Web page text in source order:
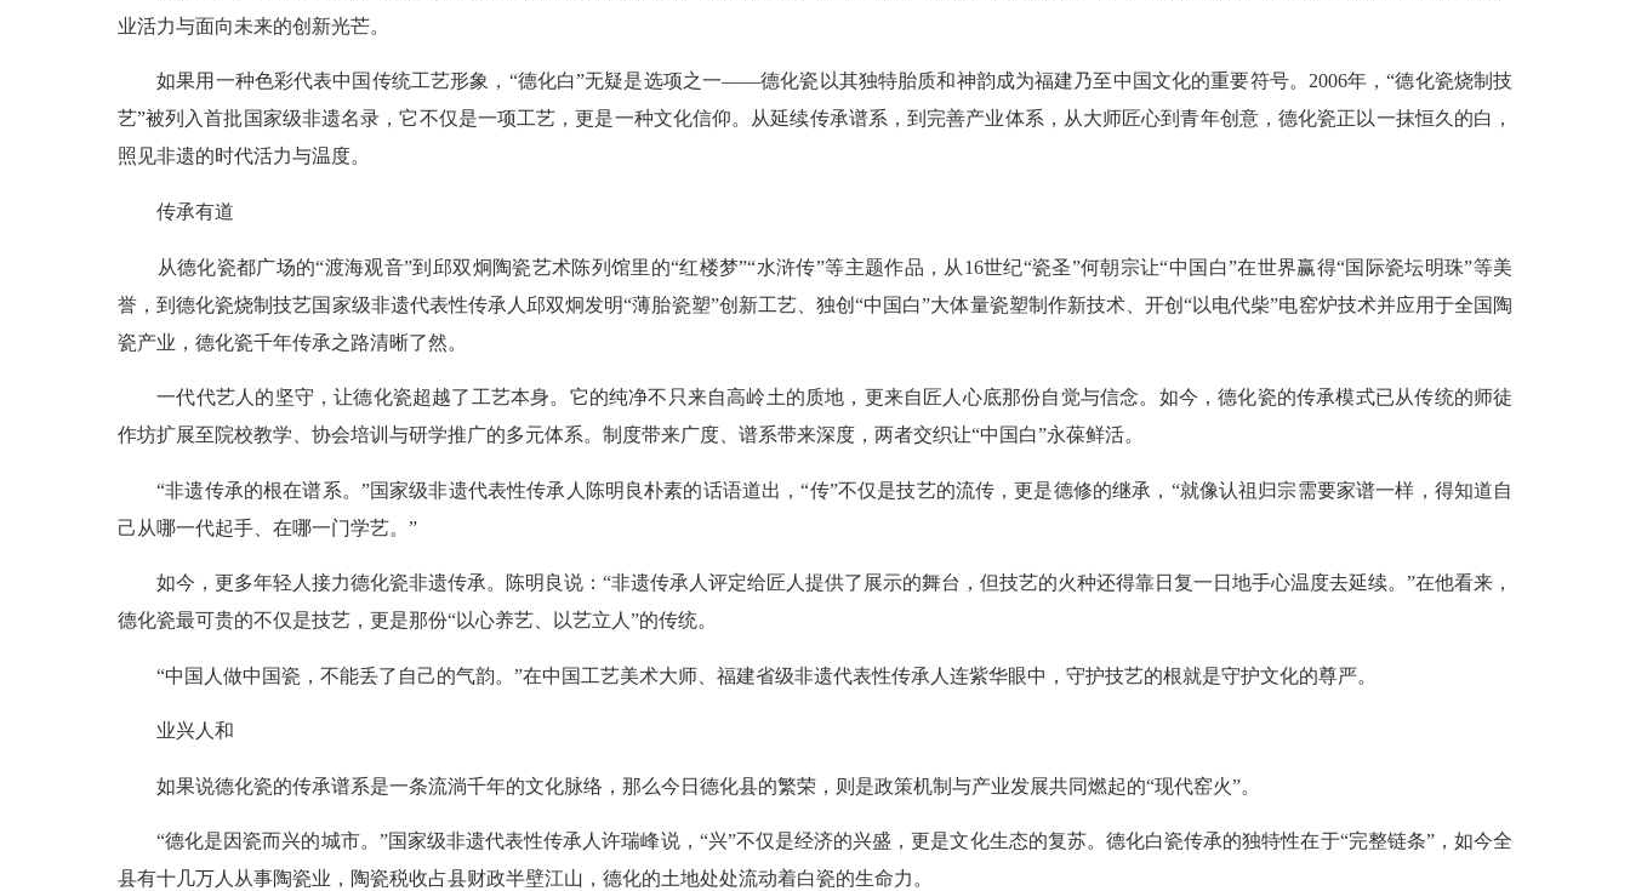
业活力与面向未来的创新光芒。
如果用一种色彩代表中国传统工艺形象，“德化白”无疑是选项之一——德化瓷以其独特胎质和神韵成为福建乃至中国文化的重要符号。2006年，“德化瓷烧制技
艺”被列入首批国家级非遗名录，它不仅是一项工艺，更是一种文化信仰。从延续传承谱系，到完善产业体系，从大师匠心到青年创意，德化瓷正以一抹恒久的白，
照见非遗的时代活力与温度。
传承有道
从德化瓷都广场的“渡海观音”到邱双炯陶瓷艺术陈列馆里的“红楼梦”“水浒传”等主题作品，从16世纪“瓷圣”何朝宗让“中国白”在世界赢得“国际瓷坛明珠”等美
誉，到德化瓷烧制技艺国家级非遗代表性传承人邱双炯发明“薄胎瓷塑”创新工艺、独创“中国白”大体量瓷塑制作新技术、开创“以电代柴”电窑炉技术并应用于全国陶
瓷产业，德化瓷千年传承之路清晰了然。
一代代艺人的坚守，让德化瓷超越了工艺本身。它的纯净不只来自高岭土的质地，更来自匠人心底那份自觉与信念。如今，德化瓷的传承模式已从传统的师徒
作坊扩展至院校教学、协会培训与研学推广的多元体系。制度带来广度、谱系带来深度，两者交织让“中国白”永葆鲜活。
“非遗传承的根在谱系。”国家级非遗代表性传承人陈明良朴素的话语道出，“传”不仅是技艺的流传，更是德修的继承，“就像认祖归宗需要家谱一样，得知道自
己从哪一代起手、在哪一门学艺。”
如今，更多年轻人接力德化瓷非遗传承。陈明良说：“非遗传承人评定给匠人提供了展示的舞台，但技艺的火种还得靠日复一日地手心温度去延续。”在他看来，
德化瓷最可贵的不仅是技艺，更是那份“以心养艺、以艺立人”的传统。
“中国人做中国瓷，不能丢了自己的气韵。”在中国工艺美术大师、福建省级非遗代表性传承人连紫华眼中，守护技艺的根就是守护文化的尊严。
业兴人和
如果说德化瓷的传承谱系是一条流淌千年的文化脉络，那么今日德化县的繁荣，则是政策机制与产业发展共同燃起的“现代窑火”。
“德化是因瓷而兴的城市。”国家级非遗代表性传承人许瑞峰说，“兴”不仅是经济的兴盛，更是文化生态的复苏。德化白瓷传承的独特性在于“完整链条”，如今全
县有十几万人从事陶瓷业，陶瓷税收占县财政半壁江山，德化的土地处处流动着白瓷的生命力。